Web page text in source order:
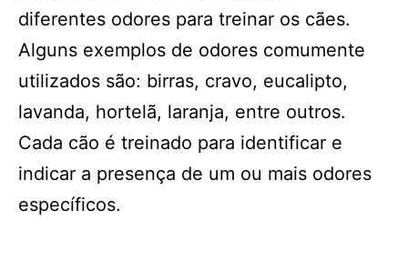
diferentes odores para treinar os cães.
Alguns exemplos de odores comumente
utilizados são: birras, cravo, eucalipto,
lavanda, hortelã, laranja, entre outros.
Cada cão é treinado para identificar e
indicar a presença de um ou mais odores
específicos.